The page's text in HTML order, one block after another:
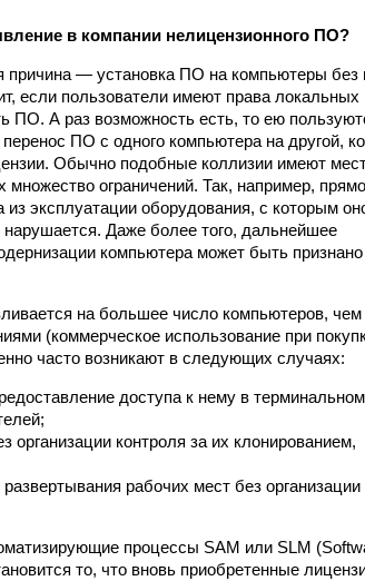
в компании нелицензионного ПО?
причина — установка ПО на компьютеры без
если пользователи имеют права локальных
ПО. А раз возможность есть, то ею
ПО с одного компьютера на другой,
Обычно подобные коллизии имеют
ограничений. Так, например, прямо
эксплуатации оборудования, с которым
Даже более того, дальнейшее
компьютера может быть признано
на большее число компьютеров, чем
(коммерческое использование при
часто возникают в следующих случаях:
доступа к нему в
контроля за их клонированием,
рабочих мест без организации
процессы SAM или SLM
то, что вновь приобретенные